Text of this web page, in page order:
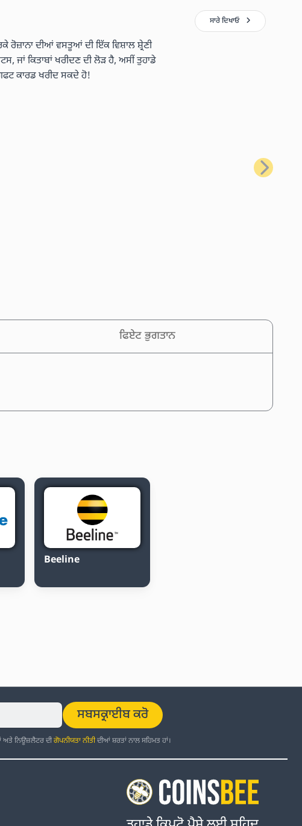
ਰੋਜ਼ਾਨਾ ਦੀਆਂ ਵਸਤੂਆਂ ਦੀ ਇੱਕ ਵਿਸ਼ਾਲ ਸ਼੍ਰੇਣੀ
ਜਾਂ ਕਿਤਾਬਾਂ ਖਰੀਦਣ ਦੀ ਲੋੜ ਹੈ, ਅਸੀਂ ਤੁਹਾਡੇ
ਕਾਰਡ ਖਰੀਦ ਸਕਦੇ ਹੋ!
ਸਾਰੇ ਦਿਖਾਓ
ਅਗਲਾ
ਫਿਏਟ ਭੁਗਤਾਨ
Beeline
ਸਬਸਕ੍ਰਾਈਬ ਕਰੋ
ਅਤੇ ਨਿਊਜ਼ਲੈਟਰ ਦੀਗੋਪਨੀਯਤਾ ਨੀਤੀਦੀਆਂ ਸ਼ਰਤਾਂ ਨਾਲ ਸਹਿਮਤ ਹਾਂ।